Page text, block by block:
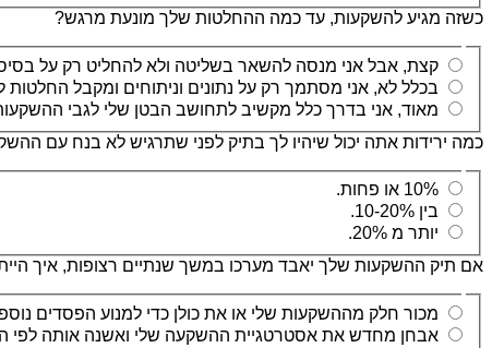
כשזה מגיע להשקעות, עד כמה ההחלטות שלך מונעת מרגש?
קצת, אבל אני מנסה להשאר בשליטה ולא להחליט רק על
בכלל לא, אני מסתמך רק על נתונים וניתוחים ומקבל החלטות
מאוד, אני בדרך כלל מקשיב לתחושב הבטן שלי לגבי
כמה ירידות אתה יכול שיהיו לך בתיק לפני שתרגיש לא בנח עם
10% או פחות.
בין 10-20%.
יותר מ 20%.
אם תיק ההשקעות שלך יאבד מערכו במשך שנתיים רצופות, איך
מכור חלק מההשקעות שלי או את כולן כדי למנוע הפסדים
אבחן מחדש את אסטרטגיית ההשקעה שלי ואשנה אותה לפי